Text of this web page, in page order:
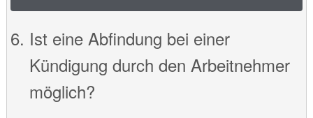
Ist eine Abfindung bei einer
Kündigung durch den Arbeitnehmer
möglich?